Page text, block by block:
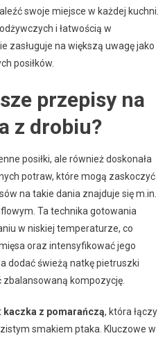
swoje miejsce w każdej kuchni.
i łatwością w
zasługuje na większą uwagę jako
posiłków.
przepisy na
z drobiu?
posiłki, ale również doskonała
potraw, które mogą zaskoczyć
na takie dania znajduje się m.in.
Ta technika gotowania
w niskiej temperaturze, co
oraz intensyfikować jego
dodać świeżą natkę pietruszki
kompozycję.
kaczka z pomarańczą, która łączy
smakiem ptaka. Kluczowe w